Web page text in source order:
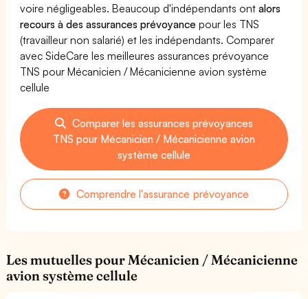
voire négligeables. Beaucoup d'indépendants ontalors
recours à des assurances prévoyance pour les TNS
(travailleur non salarié) et les indépendants. Comparer
avec SideCare les meilleures assurances prévoyance
TNS pour Mécanicien / Mécanicienne avion système
cellule
Comparer les assurances prévoyances
TNS pour Mécanicien / Mécanicienne avion
système cellule
Comprendre l'assurance prévoyance
Les mutuelles pour Mécanicien / Mécanicienne
avion système cellule